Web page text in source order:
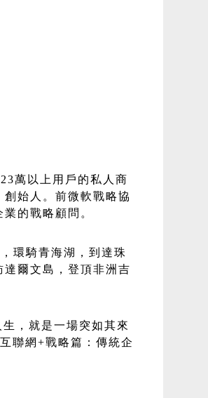
萬以上用戶的私人商
始人。前微軟戰略協
的戰略顧問。
環騎青海湖，到達珠
爾文島，登頂非洲吉
，就是一場突如其來
聯網+戰略篇：傳統企